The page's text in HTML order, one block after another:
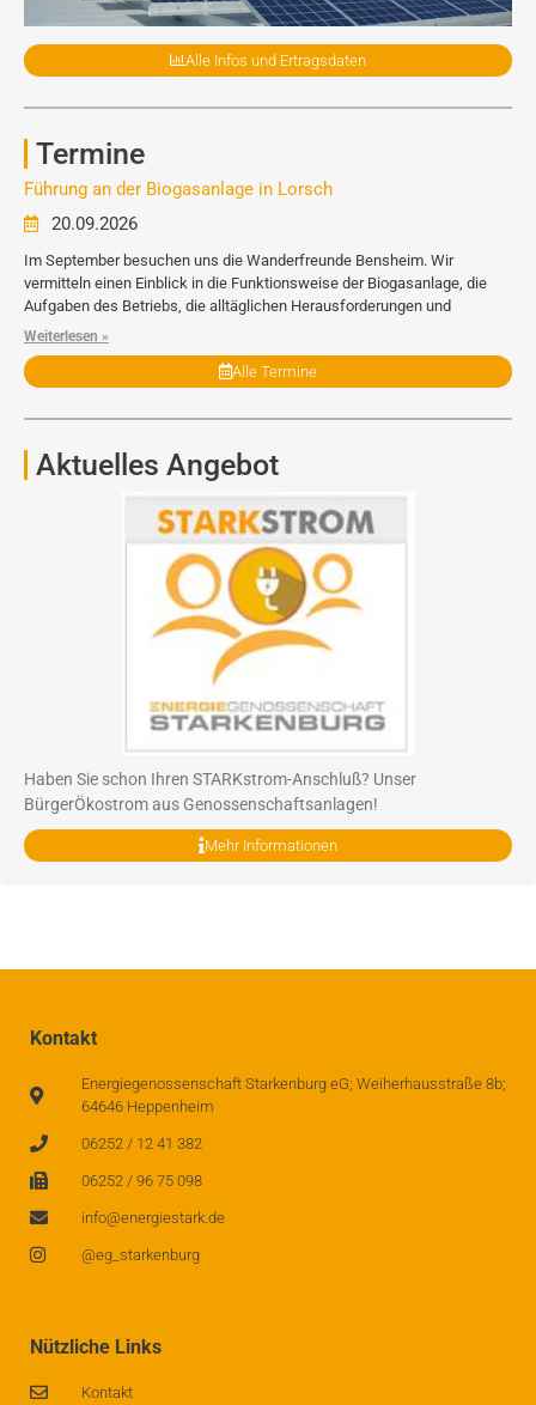
Alle Infos und Ertragsdaten
Termine
Führung an der Biogasanlage in Lorsch
20.09.2026
Im September besuchen uns die Wanderfreunde Bensheim. Wir
vermitteln einen Einblick in die Funktionsweise der Biogasanlage, die
Aufgaben des Betriebs, die alltäglichen Herausforderungen und
Weiterlesen »
Alle Termine
Aktuelles Angebot
Haben Sie schon Ihren STARKstrom-Anschluß? Unser
BürgerÖkostrom aus Genossenschaftsanlagen!
Mehr Informationen
Kontakt
Energiegenossenschaft Starkenburg eG; Weiherhausstraße 8b;
64646 Heppenheim
06252 / 12 41 382
06252 / 96 75 098
info@energiestark.de
@eg_starkenburg
Nützliche Links
Kontakt